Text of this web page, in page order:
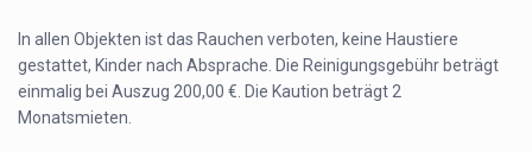
In allen Objekten ist das Rauchen verboten, keine Haustiere
gestattet, Kinder nach Absprache. Die Reinigungsgebühr beträgt
einmalig bei Auszug 200,00 €. Die Kaution beträgt 2
Monatsmieten.